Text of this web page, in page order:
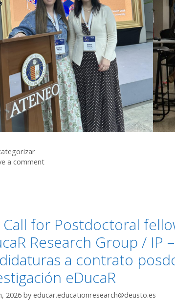
a comment
Call for Postdoctoral
Research Group / IP
a contrato
eDucaR
2026 by educar.educationresearch@deusto.es